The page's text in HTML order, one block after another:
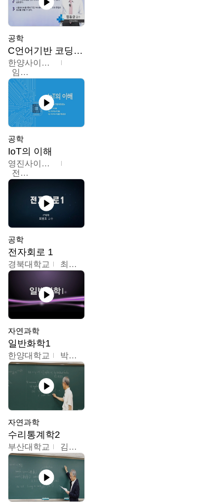
공학
C언어기반 코딩교육
한양사이버대학교
임동균
공학
IoT의 이해
영진사이버대학교
전병현
공학
전자회로 1
경북대학교 최병조
자연과학
일반화학1
한양대학교 박경호
자연과학
수리통계학2
부산대학교 김충락